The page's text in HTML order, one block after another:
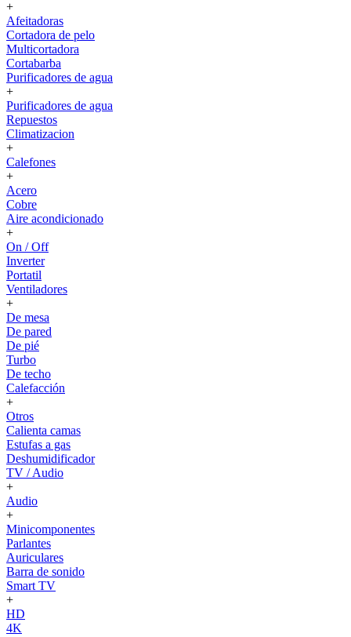
+
Afeitadoras
Cortadora de pelo
Multicortadora
Cortabarba
Purificadores de agua
+
Purificadores de agua
Repuestos
Climatizacion
+
Calefones
+
Acero
Cobre
Aire acondicionado
+
On / Off
Inverter
Portatil
Ventiladores
+
De mesa
De pared
De pié
Turbo
De techo
Calefacción
+
Otros
Calienta camas
Estufas a gas
Deshumidificador
TV / Audio
+
Audio
+
Minicomponentes
Parlantes
Auriculares
Barra de sonido
Smart TV
+
HD
4K